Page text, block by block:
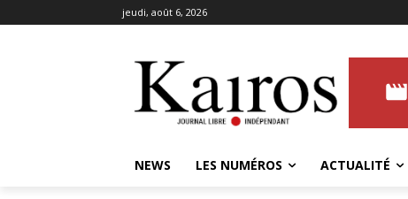
jeudi, août 6, 2026
NEWS LES NUMÉROS ACTUALITÉ